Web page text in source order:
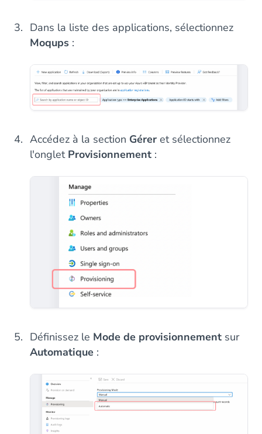
Dans la liste des applications, sélectionnez
Moqups :
Accédez à la section Gérer et sélectionnez
l'onglet Provisionnement :
Définissez le Mode de provisionnement sur
Automatique :